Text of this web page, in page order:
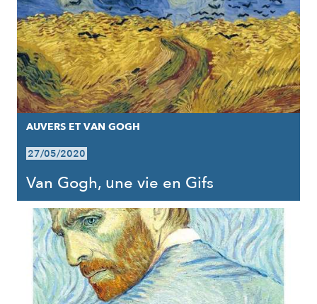
AUVERS ET VAN GOGH
27/05/2020
Van Gogh, une vie en Gifs